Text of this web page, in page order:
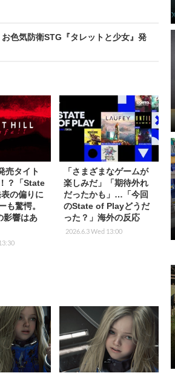
色気防衛STG『タレットと少女』発
売タイト
？「State
の偏りに
も驚愕。
影響はあ
「さまざまなゲームが
楽しみだ」「期待外れ
だったかも」…「今回
のState of Playどうだ
った？」海外の反応
2026.6.3 Wed 13:00